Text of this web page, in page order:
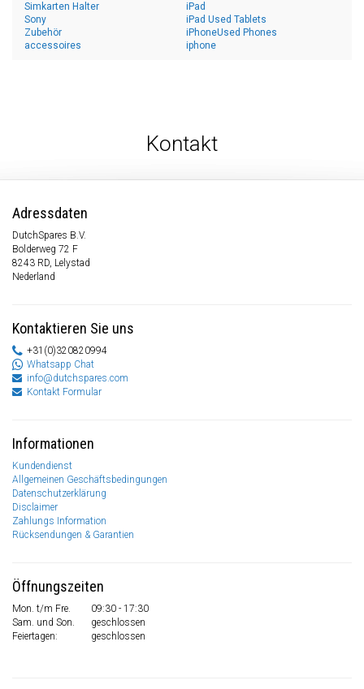
Simkarten Halter
Sony
Zubehör
accessoires
iPad
iPad Used Tablets
iPhoneUsed Phones
iphone
Kontakt
Adressdaten
DutchSpares B.V.
Bolderweg 72 F
8243 RD, Lelystad
Nederland
Kontaktieren Sie uns
+31(0)320820994
Whatsapp Chat
info@dutchspares.com
Kontakt Formular
Informationen
Kundendienst
Allgemeinen Geschäftsbedingungen
Datenschutzerklärung
Disclaimer
Zahlungs Information
Rücksendungen & Garantien
Öffnungszeiten
Mon. t/m Fre.
09:30 - 17:30
Sam. und Son.
geschlossen
Feiertagen:
geschlossen